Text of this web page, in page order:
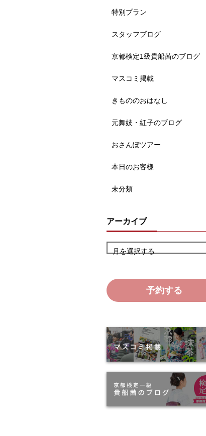
特別プラン
スタッフブログ
京都検定1級貴船茜のブログ
マスコミ掲載
きもののおはなし
元舞妓・紅子のブログ
おさんぽツアー
本日のお客様
未分類
アーカイブ
月を選択する
予約する